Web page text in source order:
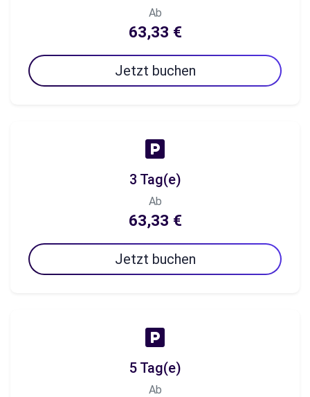
Ab
63,33 €
Jetzt buchen
3 Tag(e)
Ab
63,33 €
Jetzt buchen
5 Tag(e)
Ab